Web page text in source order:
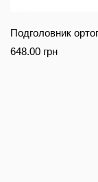
Подголовник
648.00 грн